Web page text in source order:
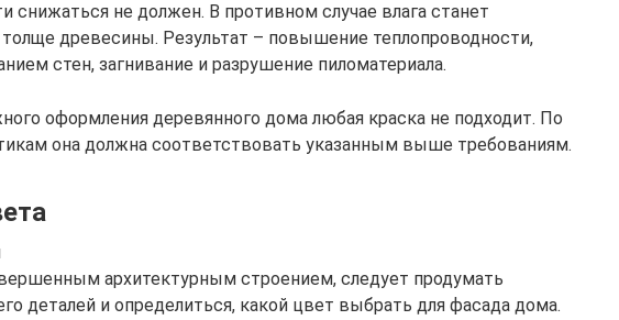
снижаться не должен. В противном случае влага станет
древесины. Результат – повышение теплопроводности,
стен, загнивание и разрушение пиломатериала.
оформления деревянного дома любая краска не подходит. По
она должна соответствовать указанным выше требованиям.
архитектурным строением, следует продумать
деталей и определиться, какой цвет выбрать для фасада дома.